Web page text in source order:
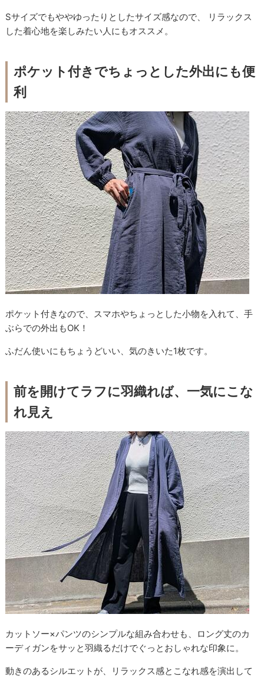
Sサイズでもややゆったりとしたサイズ感なので、 リラックス
した着心地を楽しみたい人にもオススメ。
ポケット付きでちょっとした外出にも便
利
ポケット付きなので、スマホやちょっとした小物を入れて、手
ぶらでの外出もOK！
ふだん使いにもちょうどいい、気のきいた1枚です。
前を開けてラフに羽織れば、一気にこな
れ見え
カットソー×パンツのシンプルな組み合わせも、ロング丈のカ
ーディガンをサッと羽織るだけでぐっとおしゃれな印象に。
動きのあるシルエットが、リラックス感とこなれ感を演出して